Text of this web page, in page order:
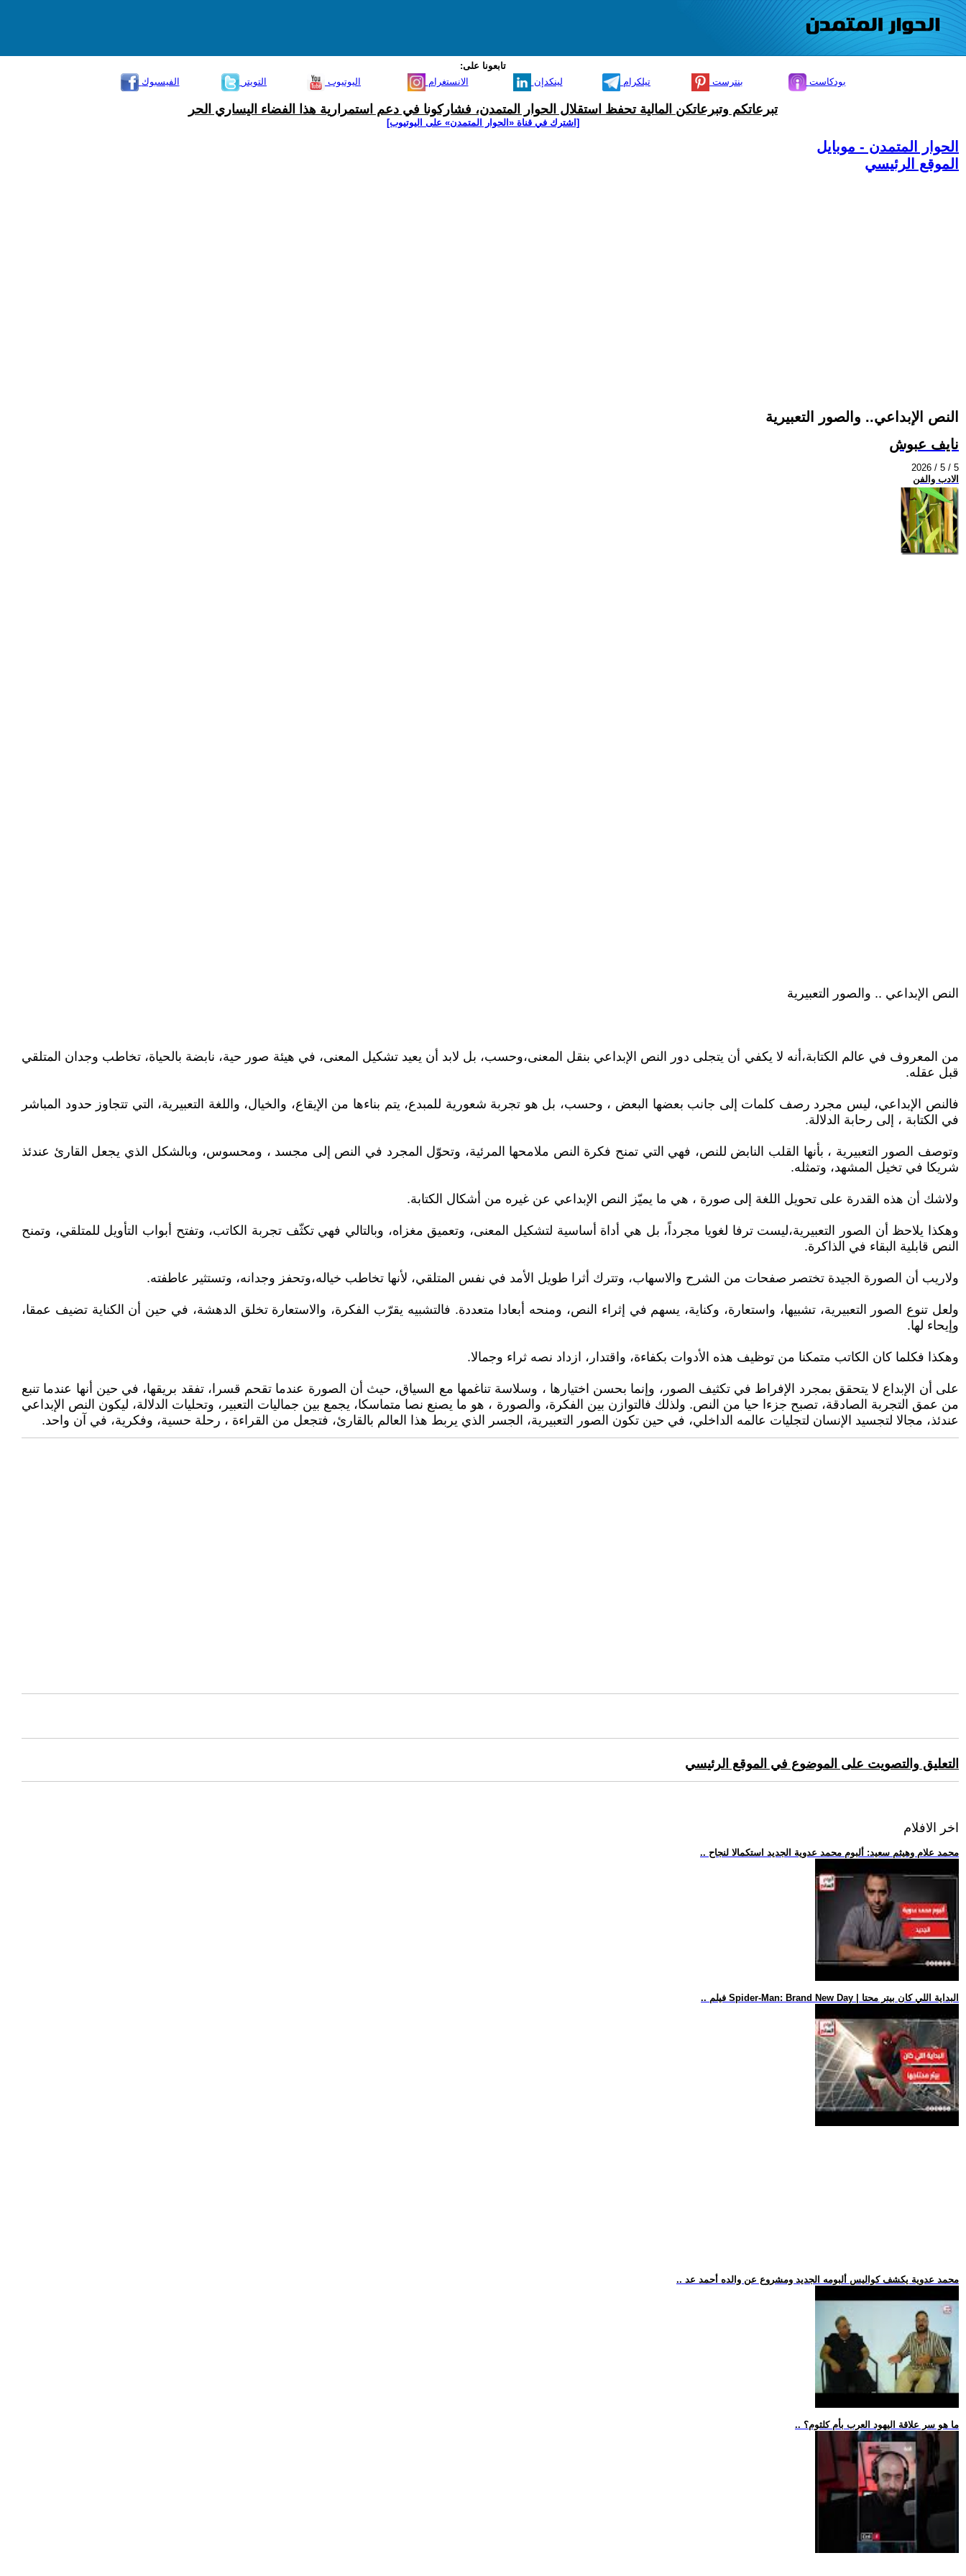
تابعونا على:
الفيسبوك
التويتر اليوتيوب الانستغرام لينكدإن تيلكرام بنترست بودكاست
تبرعاتكم وتبرعاتكن المالية تحفظ استقلال الحوار المتمدن، فشاركونا في دعم استمرارية هذا الفضاء اليساري الحر
[اشترك في قناة ‫«الحوار المتمدن» على اليوتيوب]
الحوار المتمدن - موبايل
الموقع الرئيسي
النص الإبداعي.. والصور التعبيرية
نايف عبوش
2026 / 5 / 5
الادب والفن
النص الإبداعي .. والصور التعبيرية
من المعروف في عالم الكتابة،أنه لا يكفي أن يتجلى دور النص الإبداعي بنقل المعنى،وحسب، بل لابد أن يعيد تشكيل المعنى، في هيئة صور حية، نابضة بالحياة، تخاطب وجدان المتلقي
قبل عقله.
فالنص الإبداعي، ليس مجرد رصف كلمات إلى جانب بعضها البعض ، وحسب، بل هو تجربة شعورية للمبدع، يتم بناءها من الإيقاع، والخيال، واللغة التعبيرية، التي تتجاوز حدود المباشر
في الكتابة ، إلى رحابة الدلالة.
وتوصف الصور التعبيرية ، بأنها القلب النابض للنص، فهي التي تمنح فكرة النص ملامحها المرئية، وتحوّل المجرد في النص إلى مجسد ، ومحسوس، وبالشكل الذي يجعل القارئ عندئذ
شريكا في تخيل المشهد، وتمثله.
ولاشك أن هذه القدرة على تحويل اللغة إلى صورة ، هي ما يميّز النص الإبداعي عن غيره من أشكال الكتابة.
وهكذا يلاحظ أن الصور التعبيرية،ليست ترفا لغويا مجرداً، بل هي أداة أساسية لتشكيل المعنى، وتعميق مغزاه، وبالتالي فهي تكثّف تجربة الكاتب، وتفتح أبواب التأويل للمتلقي، وتمنح
النص قابلية البقاء في الذاكرة.
ولاريب أن الصورة الجيدة تختصر صفحات من الشرح والاسهاب، وتترك أثرا طويل الأمد في نفس المتلقي، لأنها تخاطب خياله،وتحفز وجدانه، وتستثير عاطفته.
ولعل تنوع الصور التعبيرية، تشبيها، واستعارة، وكناية، يسهم في إثراء النص، ومنحه أبعادا متعددة. فالتشبيه يقرّب الفكرة، والاستعارة تخلق الدهشة، في حين أن الكناية تضيف عمقا،
وإيحاء لها.
وهكذا فكلما كان الكاتب متمكنا من توظيف هذه الأدوات بكفاءة، واقتدار، ازداد نصه ثراء وجمالا.
على أن الإبداع لا يتحقق بمجرد الإفراط في تكثيف الصور، وإنما بحسن اختيارها ، وسلاسة تناغمها مع السياق، حيث أن الصورة عندما تقحم قسرا، تفقد بريقها، في حين أنها عندما تنبع
من عمق التجربة الصادقة، تصبح جزءا حيا من النص. ولذلك فالتوازن بين الفكرة، والصورة ، هو ما يصنع نصا متماسكا، يجمع بين جماليات التعبير، وتحليات الدلالة، ليكون النص الإبداعي
عندئذ، مجالا لتجسيد الإنسان لتجليات عالمه الداخلي، في حين تكون الصور التعبيرية، الجسر الذي يربط هذا العالم بالقارئ، فتجعل من القراءة ، رحلة حسية، وفكرية، في آن واحد.
التعليق والتصويت على الموضوع في الموقع الرئيسي
اخر الافلام
.. محمد علام وهيثم سعيد: ألبوم محمد عدوية الجديد استكمالا لنجاح
.. فيلم Spider-Man: Brand New Day | البداية اللي كان بيتر محتا
.. محمد عدوية يكشف كواليس ألبومه الجديد ومشروع عن والده أحمد عد
.. ما هو سر علاقة اليهود العرب بأم كلثوم؟